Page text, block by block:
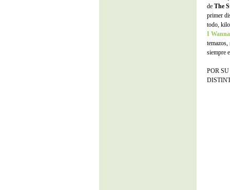
de The
primer
todo,
I
siempre
POR